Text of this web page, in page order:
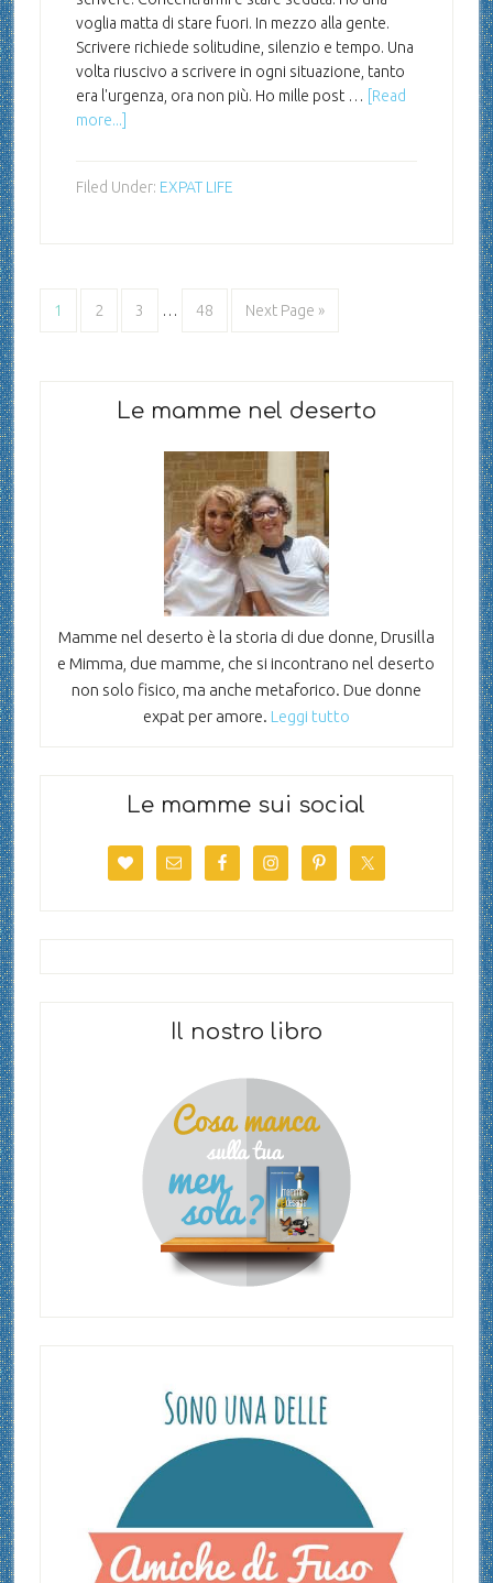
voglia matta di stare fuori. In mezzo alla gente.
Scrivere richiede solitudine, silenzio e tempo. Una
volta riuscivo a scrivere in ogni situazione, tanto
era l'urgenza, ora non più. Ho mille post …
[Read
more...]
Filed Under: EXPAT LIFE
1 2 3 … 48 Next Page »
Le mamme nel deserto
Mamme nel deserto è la storia di due donne, Drusilla
e Mimma, due mamme, che si incontrano nel deserto
non solo fisico, ma anche metaforico. Due donne
expat per amore. Leggi tutto
Le mamme sui social
Il nostro libro